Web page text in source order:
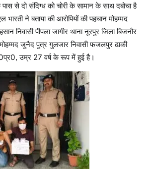
पास से दो संदिग्ध को चोरी के सामान के साथ दबोचा है
भारती ने बताया की आरोपियों की पहचान मोहम्मद
निवासी पीपला जागीर थाना नूरपुर जिला बिजनौर
जुनैद पुत्र गुलजार निवासी फजलपुर ढाकी
उम्र 27 वर्ष के रूप में हुई है।